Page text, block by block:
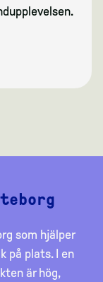
som hjälper
på plats. I en
är hög,